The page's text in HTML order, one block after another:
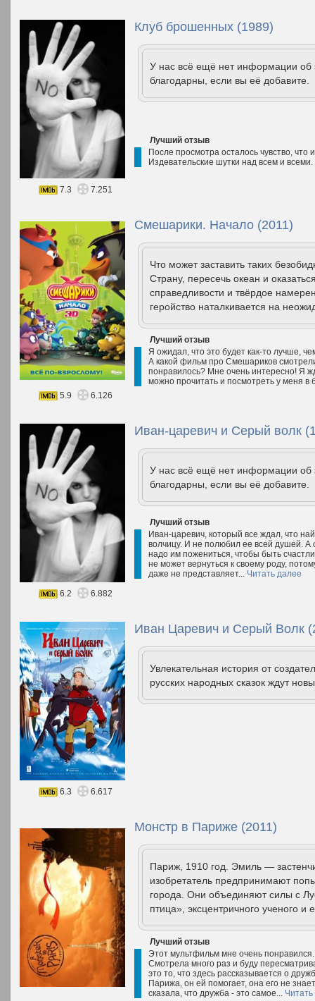
Клуб брошенных (1989)
У нас всё ещё нет информации
благодарны, если вы её добавите.
Лучший отзыв
После просмотра осталось чувство, что
Издевательские шутки над всем и
7.3 7.251
Смешарики. Начало (2011)
Что может заставить таких
Страну, пересечь океан и
справедливости и твёрдое
геройство наталкивается на
Лучший отзыв
Я ожидал, что это будет как-то лучше,
А какой фильм про Смешариков
понравилось? Мне очень интересно! Я
можно прочитать и посмотреть у меня в
5.9
6.126
Иван-царевич и Серый волк
У нас всё ещё нет информации
благодарны, если вы её добавите.
Лучший отзыв
Иван-царевич, который все ждал, что
волчицу. И не полюбил ее всей душей. А
надо им пожениться, чтобы быть
не может вернуться к своему роду,
даже не представляет... Читать далее
6.2
6.882
Иван Царевич и Серый Волк
Увлекательная история от
русских народных сказок ждут
6.3 6.617
Монстр в Париже (2011)
Париж, 1910 год. Эмиль —
изобретатель предпринимают
города. Они объединяют силы с
птица», эксцентричного ученого и
Лучший отзыв
Этот мультфильм мне очень
Смотрела много раз и буду
это то, что здесь рассказывается о
Парижа, он ей помогает, она его не
сказала, что дружба - это самое...